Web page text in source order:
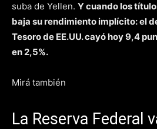
suba de Yellen. Y cuando los
baja su rendimiento implícito: el
Tesoro de EE.UU. cayó hoy 9,4
en 2,5%.
Mirá también
La Reserva Federal